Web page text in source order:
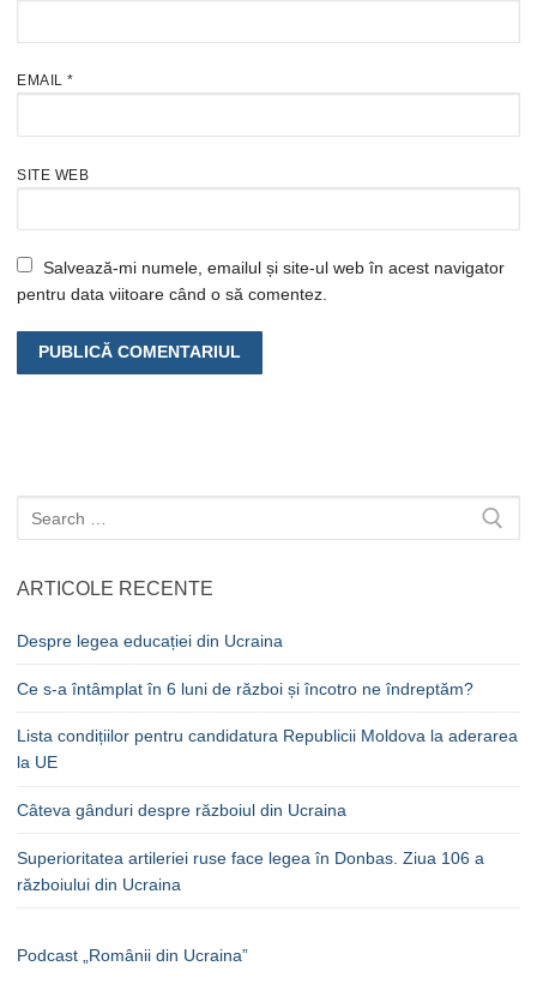
EMAIL *
SITE WEB
Salvează-mi numele, emailul și site-ul web în acest navigator
pentru data viitoare când o să comentez.
Caută
după:
ARTICOLE RECENTE
Despre legea educației din Ucraina
Ce s-a întâmplat în 6 luni de război și încotro ne îndreptăm?
Lista condițiilor pentru candidatura Republicii Moldova la aderarea
la UE
Câteva gânduri despre războiul din Ucraina
Superioritatea artileriei ruse face legea în Donbas. Ziua 106 a
războiului din Ucraina
Podcast „Românii din Ucraina”